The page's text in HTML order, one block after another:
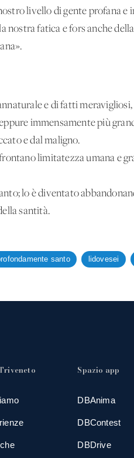
livello di gente profana e
nostra fatica e fors'anche
e di fatti
immensamente più
e dal maligno.
limitatezza umana e
lo è diventato
santità.
santo lidovesei
Spazio app
DBAnima
DBContest
DBDrive